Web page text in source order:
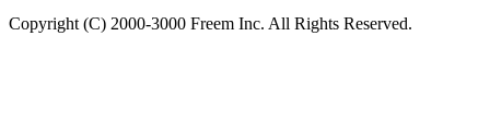
Copyright (C) 2000-3000 Freem Inc. All Rights Reserved.